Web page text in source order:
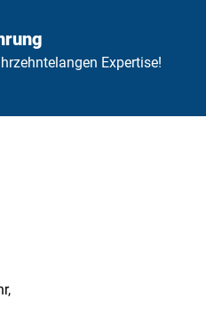
Expertise!